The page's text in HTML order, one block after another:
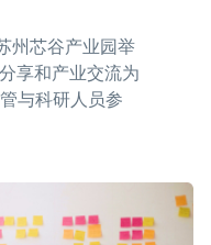
州芯谷产业园举
享和产业交流为
与科研人员参